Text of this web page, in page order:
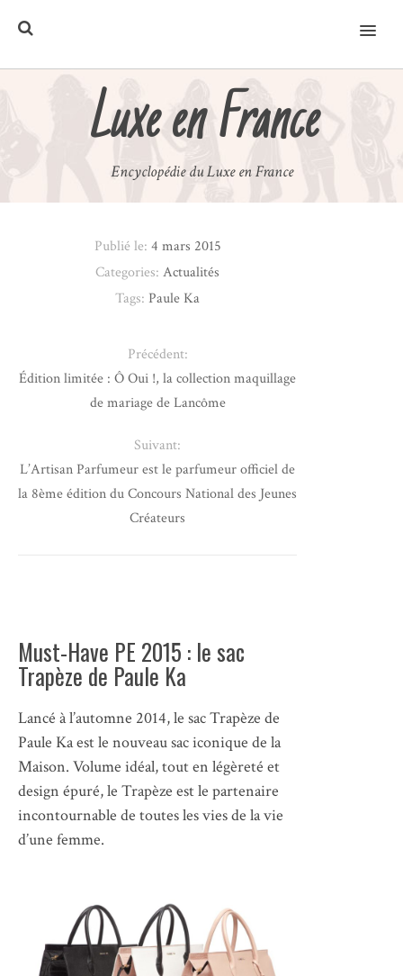
MENU
Luxe en France
Encyclopédie du Luxe en France
Must-Have PE 2015 : le sac
Trapèze de Paule Ka
Lancé à l’automne 2014, le sac Trapèze de
Paule Ka est le nouveau sac iconique de la
Maison. Volume idéal, tout en légèreté et
design épuré, le Trapèze est le partenaire
incontournable de toutes les vies de la vie
d’une femme.
Publié le: 4 mars 2015
Categories:Actualités
Tags:Paule Ka
Précédent:
Édition limitée : Ô Oui !, la collection maquillage
de mariage de Lancôme
Suivant:
L’Artisan Parfumeur est le parfumeur officiel de
la 8ème édition du Concours National des Jeunes
Créateurs